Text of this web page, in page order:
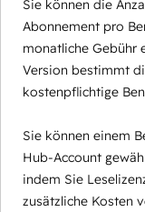
Sie können die
Abonnement pro
monatliche Gebühr
Version bestimmt
kostenpflichtige
Sie können einem
Hub-Account
indem Sie
zusätzliche Kosten